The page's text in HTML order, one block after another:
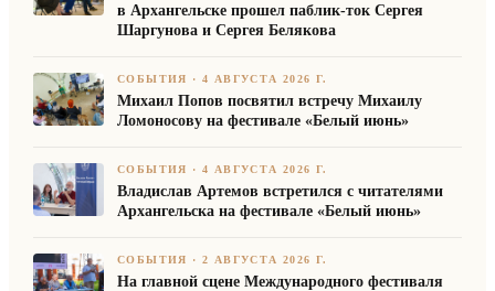
в Архангельске прошел паблик-ток Сергея
Шаргунова и Сергея Белякова
СОБЫТИЯ ·4 АВГУСТА 2026 Г.
Михаил Попов посвятил встречу Михаилу
Ломоносову на фестивале «Белый июнь»
СОБЫТИЯ ·4 АВГУСТА 2026 Г.
Владислав Артемов встретился с читателями
Архангельска на фестивале «Белый июнь»
СОБЫТИЯ ·2 АВГУСТА 2026 Г.
На главной сцене Международного фестиваля